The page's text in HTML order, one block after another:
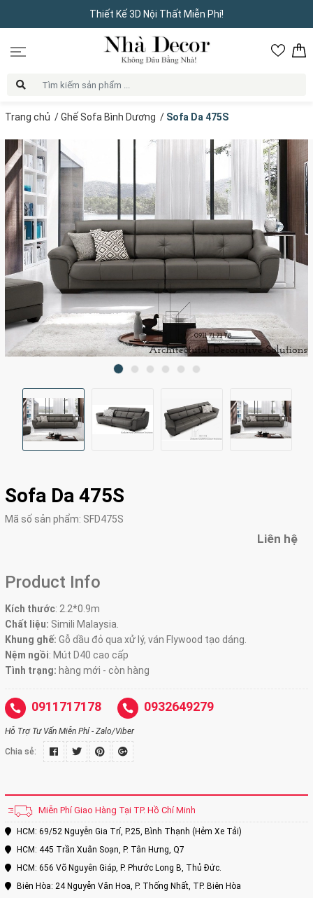
Thiết Kế 3D Nội Thất Miễn Phí!
Trang chủ /Ghế Sofa Bình Dương / Sofa Da 475S
Sofa Da 475S
Mã số sản phẩm: SFD475S
Liên hệ
Product Info
Kích thước: 2.2*0.9m
Chất liệu: Simili Malaysia.
Khung ghế: Gỗ dầu đỏ qua xử lý, ván Flywood tạo dáng.
Nệm ngồi: Mút D40 cao cấp
Tình trạng: hàng mới - còn hàng
0911717178 0932649279
Hỗ Trợ Tư Vấn Miễn Phí - Zalo/Viber
Chia sẻ:
Miễn Phí Giao Hàng Tại TP. Hồ Chí Minh
HCM: 69/52 Nguyễn Gia Trí, P.25, Bình Thạnh (Hẻm Xe Tải)
HCM: 445 Trần Xuân Soạn, P. Tân Hưng, Q7
HCM: 656 Võ Nguyên Giáp, P. Phước Long B, Thủ Đức.
Biên Hòa: 24 Nguyễn Văn Hoa, P. Thống Nhất, TP. Biên Hòa